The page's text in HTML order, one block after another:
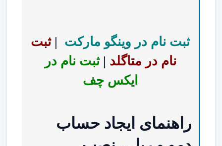
ثبت نام در وینگو مارکت |ثبت
نام در متاگلد |ثبت نام در
ایکس چف
راهنمای ایجاد حساب